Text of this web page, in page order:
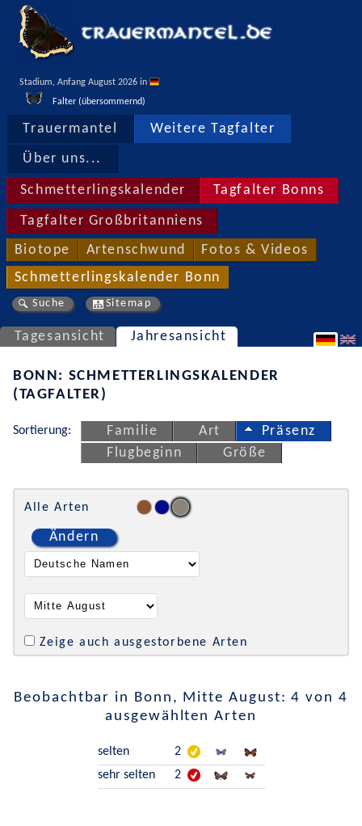
Stadium, Anfang August 2026 in
Falter (übersommernd)
Trauermantel Weitere Tagfalter
Über uns...
Schmetterlingskalender Tagfalter Bonns
Tagfalter Großbritanniens
Biotope Artenschwund Fotos & Videos
Schmetterlingskalender Bonn
Suche Sitemap
Tagesansicht Jahresansicht
BONN: SCHMETTERLINGSKALENDER
(TAGFALTER)
Sortierung: Familie Art
Präsenz
Flugbeginn
Größe
Alle Arten
Ändern
Zeige auch ausgestorbene Arten
Beobachtbar in Bonn, Mitte August: 4 von 4
ausgewählten Arten
selten
2
sehr selten
2